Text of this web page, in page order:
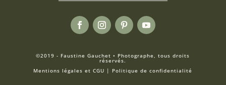
©2019 - Faustine Gauchet • Photographe, tous droits
réservés.
Mentions légales et CGU | Politique de confidentialité